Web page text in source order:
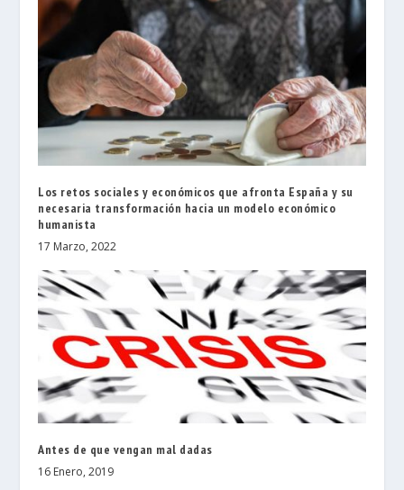
Los retos sociales y económicos que afronta España y su
necesaria transformación hacia un modelo económico
humanista
17 Marzo, 2022
Antes de que vengan mal dadas
16 Enero, 2019